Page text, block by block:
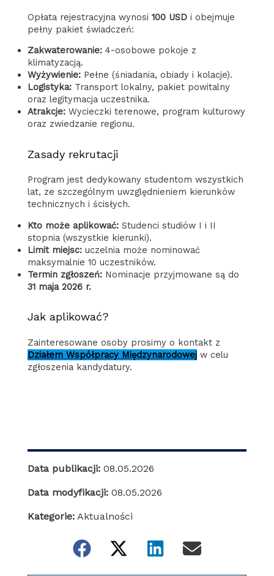
Opłata rejestracyjna wynosi 100 USDi obejmuje
pełny pakiet świadczeń:
Zakwaterowanie:4-osobowe pokoje z
klimatyzacją.
Wyżywienie:Pełne (śniadania, obiady i kolacje).
Logistyka:Transport lokalny, pakiet powitalny
oraz legitymacja uczestnika.
Atrakcje:Wycieczki terenowe, program kulturowy
oraz zwiedzanie regionu.
Zasady rekrutacji
Program jest dedykowany studentom wszystkich
lat, ze szczególnym uwzględnieniem kierunków
technicznych i ścisłych.
Kto może aplikować:Studenci studiów I i II
stopnia (wszystkie kierunki).
Limit miejsc:uczelnia może nominować
maksymalnie 10 uczestników.
Termin zgłoszeń:Nominacje przyjmowane są do
31 maja 2026 r.
Jak aplikować?
Zainteresowane osoby prosimy o kontakt z
Działem Współpracy Międzynarodowejw celu
zgłoszenia kandydatury.
Data publikacji: 08.05.2026
Data modyfikacji: 08.05.2026
Kategorie: Aktualności